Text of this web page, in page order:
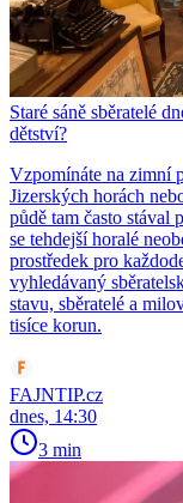
Staré sáně sběratelé
dětství?
Vzpomínáte na zimní
Jizerských horách
půdě tam často stával
se tehdejší horalé
prostředek pro
vyhledávaný
stavu, sběratelé a
tisíce korun.
FAJNTIP.cz
dnes, 14:30
3 min